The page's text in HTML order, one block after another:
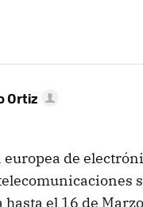
Ortiz
de
hasta el 16 de